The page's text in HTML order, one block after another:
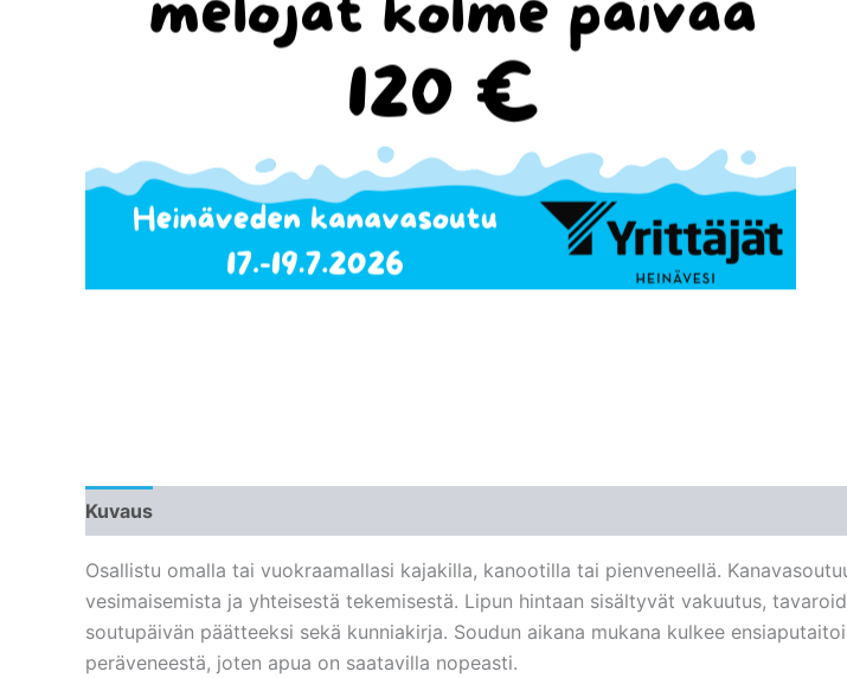
Kuvaus
Osallistu omalla tai vuokraamallasi kajakilla, kanootilla tai pienveneellä.
vesimaisemista ja yhteisestä tekemisestä. Lipun hintaan sisältyvät vakuutus,
soutupäivän päätteeksi sekä kunniakirja. Soudun aikana mukana kulkee
peräveneestä, joten apua on saatavilla nopeasti.